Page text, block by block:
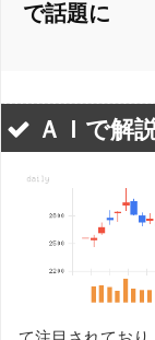
で話題に
ＡＩで解